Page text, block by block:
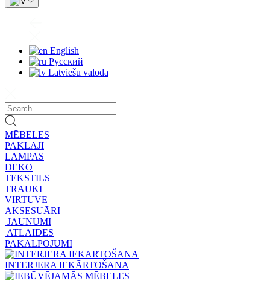
English
Русский
Latviešu valoda
MĒBELES
PAKLĀJI
LAMPAS
DEKO
TEKSTILS
TRAUKI
VIRTUVE
AKSESUĀRI
JAUNUMI
ATLAIDES
PAKALPOJUMI
INTERJERA IEKĀRTOŠANA